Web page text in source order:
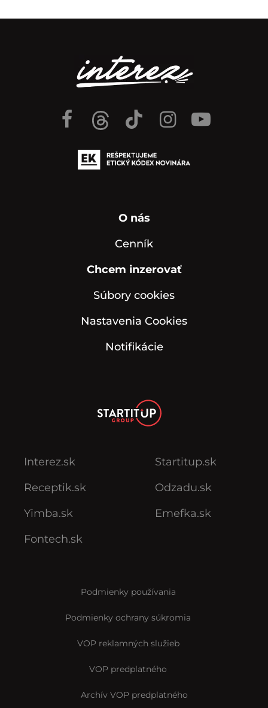
O nás
Cenník
Chcem inzerovať
Súbory cookies
Nastavenia Cookies
Notifikácie
Interez.sk
Receptik.sk
Yimba.sk
Fontech.sk
Startitup.sk
Odzadu.sk
Emefka.sk
Podmienky používania
Podmienky ochrany súkromia
VOP reklamných služieb
VOP predplatného
Archív VOP predplatného